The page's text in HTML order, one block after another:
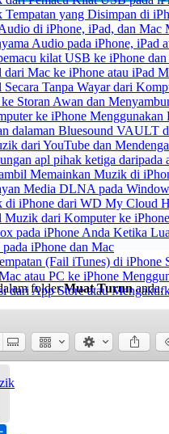
yang Disimpan di
di iPhone, iPad, dan Mac
Audio pada iPhone, iPad
kilat USB ke iPhone
Mac ke iPhone atau iPad
Tanpa Wayar dari
Storan Awan dan
ke iPhone
dalaman Bluesound VAULT
dari YouTube dan
apl pihak ketiga daripada
Memainkan Muzik di
Media DLNA pada
di iPhone dari WD My Cloud
Muzik dari Komputer ke
pada iPhone Anda Ketika
iPhone dan Mac
(Fail iTunes) di iPhone
atau PC ke iPhone
dari App Store atau
folderMuat Turunanda.